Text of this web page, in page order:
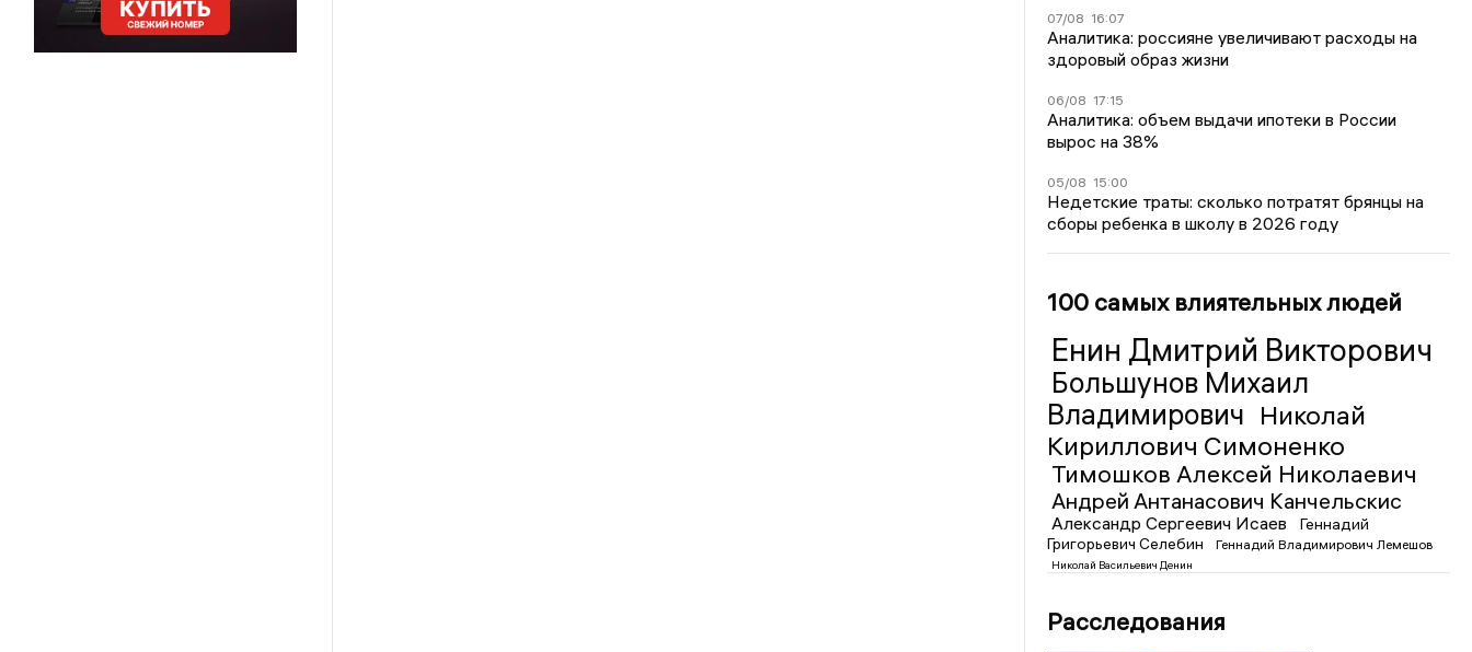
07/08 16:07
Аналитика: россияне увеличивают расходы на
здоровый образ жизни
06/08 17:15
Аналитика: объем выдачи ипотеки в России
вырос на 38%
05/08 15:00
Недетские траты: сколько потратят брянцы на
сборы ребенка в школу в 2026 году
100 самых влиятельных людей
Енин Дмитрий Викторович
Большунов Михаил
Владимирович Николай
Кириллович Симоненко
Тимошков Алексей Николаевич
Андрей Антанасович Канчельскис
Александр Сергеевич Исаев
Геннадий
Григорьевич Селебин
Геннадий Владимирович Лемешов
Николай Васильевич Денин
Расследования